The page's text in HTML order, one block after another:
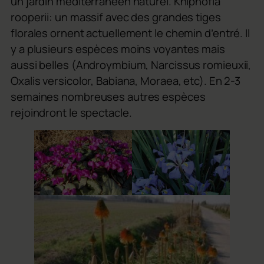
rooperii: un massif avec des grandes tiges
florales ornent actuellement le chemin d’entré. Il
y a plusieurs espèces moins voyantes mais
aussi belles (Androymbium, Narcissus romieuxii,
Oxalis versicolor, Babiana, Moraea, etc). En 2-3
semaines nombreuses autres espèces
rejoindront le spectacle.